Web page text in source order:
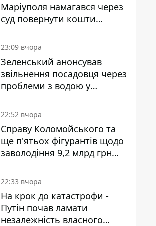
Маріуполя намагався через
суд повернути кошти
субсидії з рахунку в
Ощадбанку - яким було
рішення
23:09 вчора
Зеленський анонсував
звільнення посадовця через
проблеми з водою у
Марганці
22:52 вчора
Справу Коломойського та
ще п'ятьох фігурантів щодо
заволодіння 9,2 млрд грн
ПриватБанку скерували до
суду
22:33 вчора
На крок до катастрофи -
Путін почав ламати
незалежність власного